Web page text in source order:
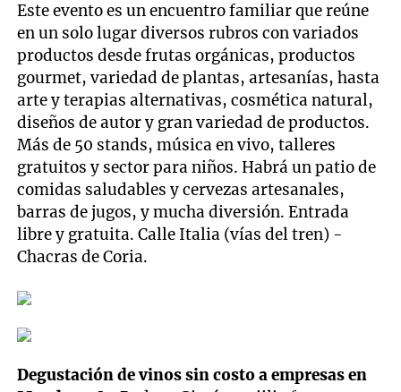
Este evento es un encuentro familiar que reúne
en un solo lugar diversos rubros con variados
productos desde frutas orgánicas, productos
gourmet, variedad de plantas, artesanías, hasta
arte y terapias alternativas, cosmética natural,
diseños de autor y gran variedad de productos.
Más de 50 stands, música en vivo, talleres
gratuitos y sector para niños. Habrá un patio de
comidas saludables y cervezas artesanales,
barras de jugos, y mucha diversión. Entrada
libre y gratuita. Calle Italia (vías del tren) -
Chacras de Coria.
Degustación de vinos sin costo a empresas en